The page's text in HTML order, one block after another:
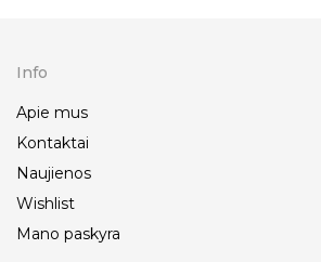
Info
Apie mus
Kontaktai
Naujienos
Wishlist
Mano paskyra